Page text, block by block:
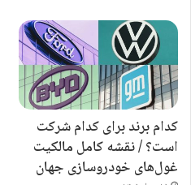
کدام برند برای کدام شرکت
است؟ / نقشه کامل مالکیت
غول‌های خودروسازی جهان